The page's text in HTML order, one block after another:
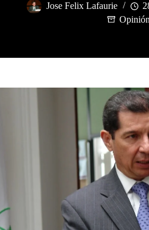
Jose Felix Lafaurie
Opinión